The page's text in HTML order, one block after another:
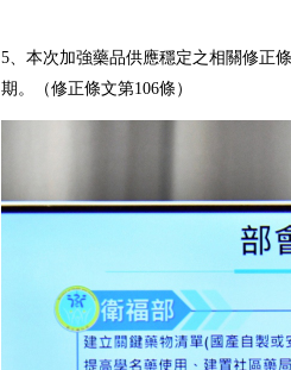
5、本次加強藥品供應穩定之相關修正
期。（修正條文第106條）